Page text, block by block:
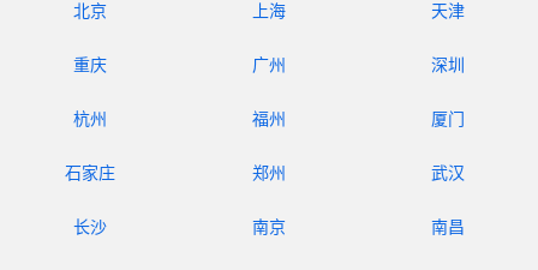
北京 上海 天津
重庆 广州 深圳
杭州 福州 厦门
石家庄 郑州 武汉
长沙 南京 南昌